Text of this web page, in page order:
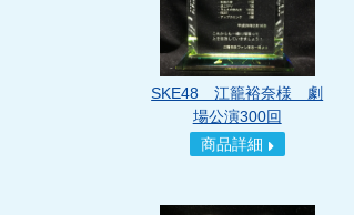
SKE48 江籠裕奈様 劇
場公演300回
商品詳細